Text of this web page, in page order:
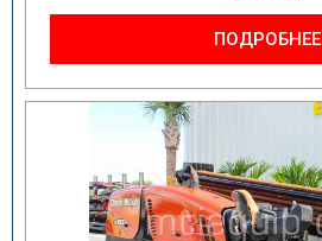
ПОДРОБНЕЕ